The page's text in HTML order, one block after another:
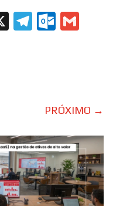
X TelegramGmail
PRÓXIMO →